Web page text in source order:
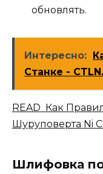
обновлять.
Интересно:
Станке -
READ Как
Шуруповерта Ni
Шлифовка